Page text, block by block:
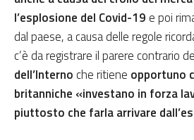
l’esplosione del Covid-19 e poi
dal paese, a causa delle regole
c’è da registrare il parere contrario
dell’Interno che ritiene opportuno
britanniche «investano in forza
piuttosto che farla arrivare